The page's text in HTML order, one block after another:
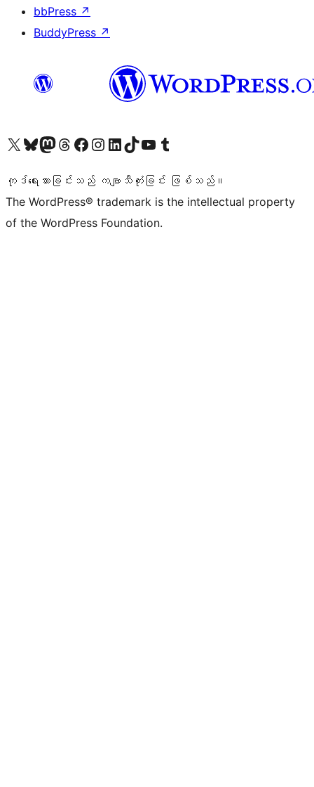
bbPress ↗
BuddyPress ↗
ကျွန်ုပ်တို့၏ X (ယခင် Twitter) အကောင့်သို့ သွားရောက်ကြည့်ရှုပါကျွန်ုပ်တို့၏ Bluesky အကောင့်သို့ ဝင်ရောက်ကြည့်ရှုရန်
ကျွန်ုပ်တို့၏ Mastodon အကောင့်သို့ သွားရောက်ကြည့်ရှုပါကျွန်ုပ်တို့၏ Threads အကောင့်သို့ ဝင်ရောက်ကြည့်ရှုရန်
ကျွန်ုပ်တို့၏ Facebook စာမျက်နှာသို့ သွားရောက်ကြည့်ရှုပါကျွန်ုပ်တို့၏ Instagram အကောင့်သို့ သွားရောက်ကြည့်ရှုပါ ကျွန်ုပ်တို့၏ LinkedIn အကောင့်သို့ သွားရောက်ကြည့်ရှုပါကျွန်ုပ်တို့၏ TikTok အကောင့်သို့ ဝင်ရောက်ကြည့်ရှုရန်
ကျွန်ုပ်တို့၏ YouTube ချန်နယ်သို့ သွားရောက်ကြည့်ရှုပါ ကျွန်ုပ်တို့၏ Tumblr အကောင့်သို့ ဝင်ရောက်ကြည့်ရှုရန်
ကုဒ်ရေးသားခြင်းသည် ကဗျာသီကုံးခြင်း ဖြစ်သည်။
The WordPress® trademark is the intellectual property
of the WordPress Foundation.